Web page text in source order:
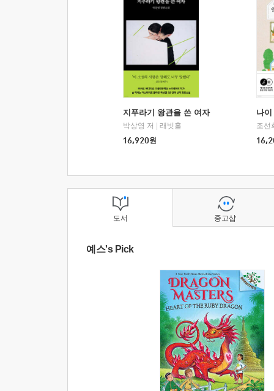
지푸라기 왕관을 쓴 여자
박상영 저
래빗홀
16,920원
나
조선
도서
예스's Pick
중고샵